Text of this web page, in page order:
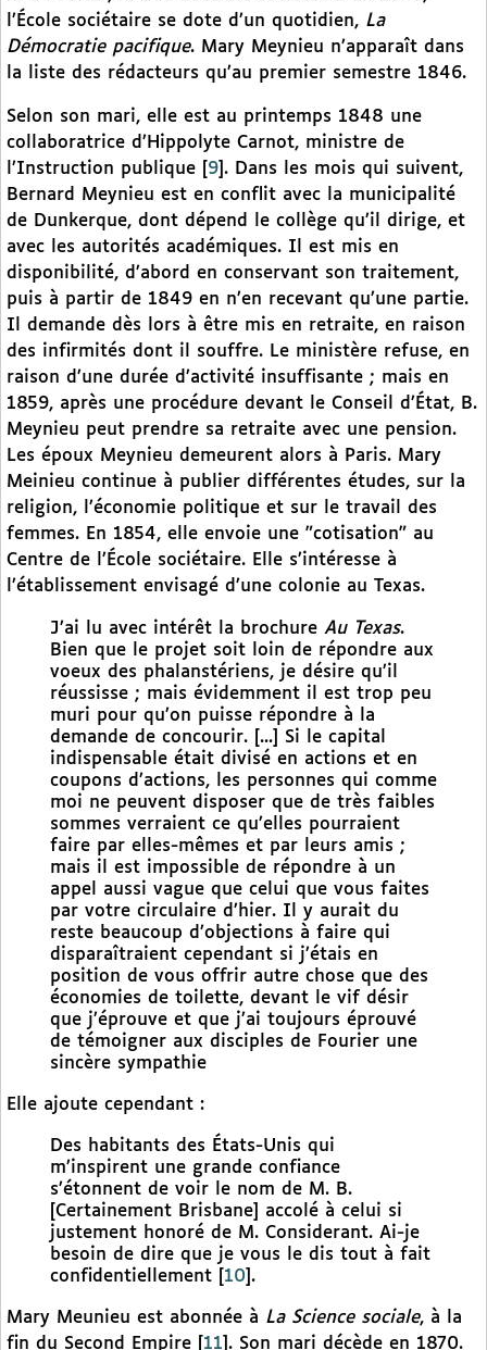
l’École sociétaire se dote d’un quotidien, La
Démocratie pacifique. Mary Meynieu n’apparaît dans
la liste des rédacteurs qu’au premier semestre 1846.
Selon son mari, elle est au printemps 1848 une
collaboratrice d’Hippolyte Carnot, ministre de
l’Instruction publique
9 . Dans les mois qui suivent,
Bernard Meynieu est en conflit avec la municipalité
de Dunkerque, dont dépend le collège qu’il dirige, et
avec les autorités académiques. Il est mis en
disponibilité, d’abord en conservant son traitement,
puis à partir de 1849 en n’en recevant qu’une partie.
Il demande dès lors à être mis en retraite, en raison
des infirmités dont il souffre. Le ministère refuse, en
raison d’une durée d’activité insuffisante ; mais en
1859, après une procédure devant le Conseil d’État, B.
Meynieu peut prendre sa retraite avec une pension.
Les époux Meynieu demeurent alors à Paris. Mary
Meinieu continue à publier différentes études, sur la
religion, l’économie politique et sur le travail des
femmes. En 1854, elle envoie une "cotisation" au
Centre de l’École sociétaire. Elle s’intéresse à
l’établissement envisagé d’une colonie au Texas.
J’ai lu avec intérêt la brochure Au Texas.
Bien que le projet soit loin de répondre aux
voeux des phalanstériens, je désire qu’il
réussisse ; mais évidemment il est trop peu
muri pour qu’on puisse répondre à la
demande de concourir. [...] Si le capital
indispensable était divisé en actions et en
coupons d’actions, les personnes qui comme
moi ne peuvent disposer que de très faibles
sommes verraient ce qu’elles pourraient
faire par elles-mêmes et par leurs amis ;
mais il est impossible de répondre à un
appel aussi vague que celui que vous faites
par votre circulaire d’hier. Il y aurait du
reste beaucoup d’objections à faire qui
disparaîtraient cependant si j’étais en
position de vous offrir autre chose que des
économies de toilette, devant le vif désir
que j’éprouve et que j’ai toujours éprouvé
de témoigner aux disciples de Fourier une
sincère sympathie
Elle ajoute cependant :
Des habitants des États-Unis qui
m’inspirent une grande confiance
s’étonnent de voir le nom de M. B.
[Certainement Brisbane] accolé à celui si
justement honoré de M. Considerant. Ai-je
besoin de dire que je vous le dis tout à fait
confidentiellement
10 .
Mary Meunieu est abonnée à La Science sociale, à la
fin du Second Empire
11 . Son mari décède en 1870.